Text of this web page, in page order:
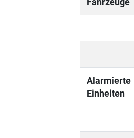
Alarmierte
Einheiten